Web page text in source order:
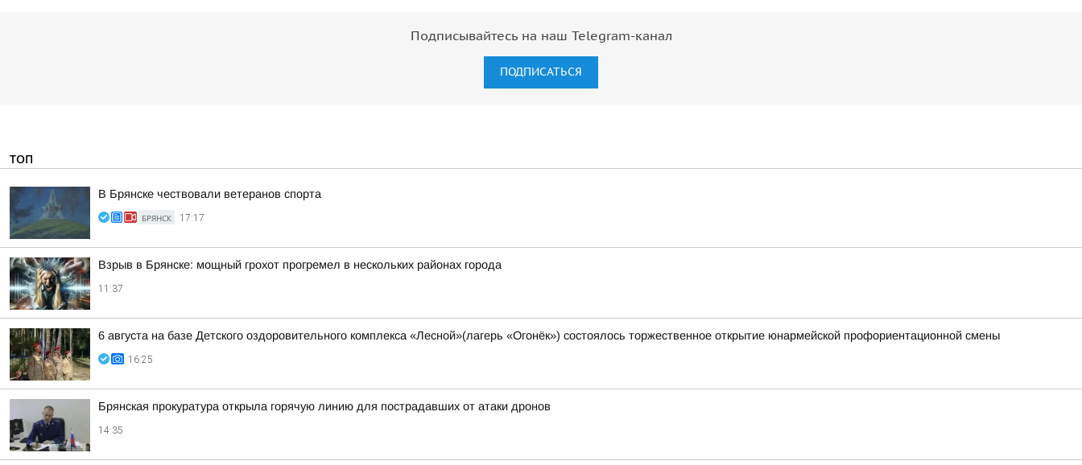
Подписывайтесь на наш Telegram-канал
ПОДПИСАТЬСЯ
ТОП
В Брянске чествовали ветеранов спорта
БРЯНСК 17:17
Взрыв в Брянске: мощный грохот прогремел в нескольких районах города
11:37
6 августа на базе Детского оздоровительного комплекса «Лесной»(лагерь «Огонёк») состоялось торжественное открытие юнармейской профориентационной смены
16:25
Брянская прокуратура открыла горячую линию для пострадавших от атаки дронов
14:35